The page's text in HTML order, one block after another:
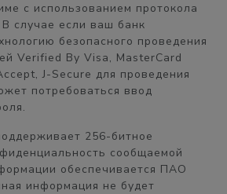
с использованием протокола
случае если ваш банк
безопасного проведения
Verified By Visa, MasterCard
J-Secure для проведения
потребоваться ввод
256-битное
сообщаемой
обеспечивается ПАО
информация не будет